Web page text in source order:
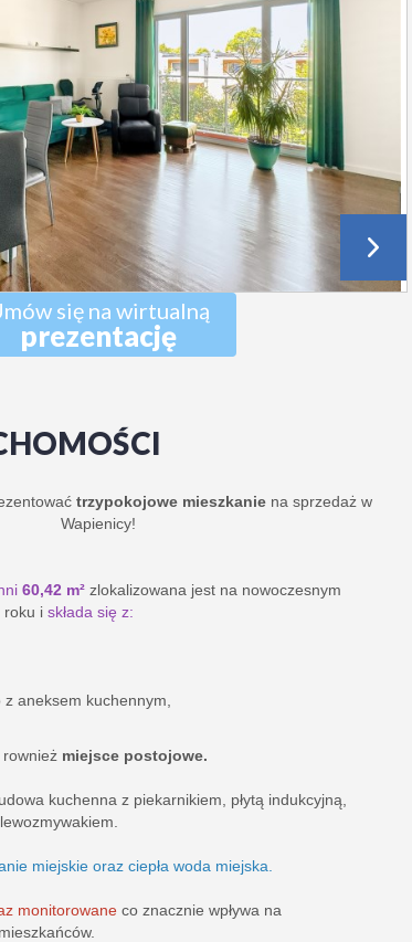
się na wirtualną
prezentację
trzypokojowe mieszkaniena sprzedaż w
Wapienicy!
60,42 m² zlokalizowana jest na nowoczesnym
roku i składa się z:
aneksem kuchennym,
miejsce postojowe.
kuchenna z piekarnikiem, płytą indukcyjną,
miejskie oraz ciepła woda miejska.
monitorowane co znacznie wpływa na